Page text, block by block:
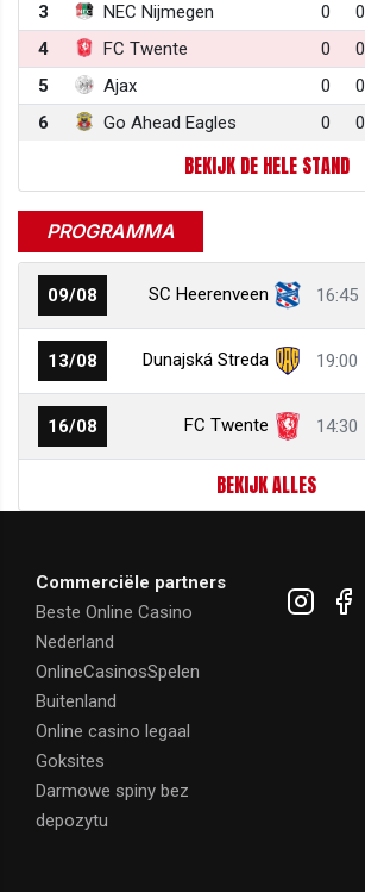
3
NEC Nijmegen 0 0
4
FC Twente 0 0
5
Ajax 0 0
6
Go Ahead Eagles 0 0
BEKIJK DE HELE STAND
PROGRAMMA
09/08 SC Heerenveen 16:45
13/08 Dunajská Streda 19:00
16/08 FC Twente 14:30
BEKIJK ALLES
Commerciële partners
Beste Online Casino
Nederland
OnlineCasinosSpelen
Buitenland
Online casino legaal
Goksites
Darmowe spiny bez
depozytu